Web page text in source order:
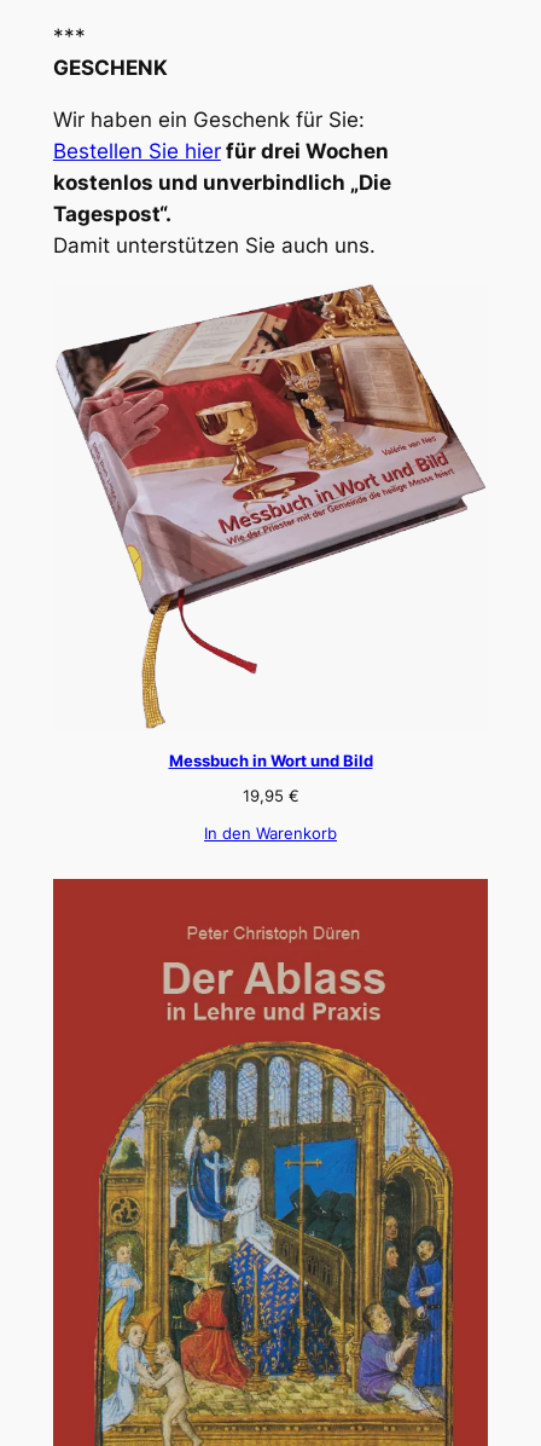
***
GESCHENK
Wir haben ein Geschenk für Sie:
Bestellen Sie hier für drei Wochen
kostenlos und unverbindlich „Die
Tagespost“.
Damit unterstützen Sie auch uns.
Messbuch in Wort und Bild
19,95 €
In den Warenkorb